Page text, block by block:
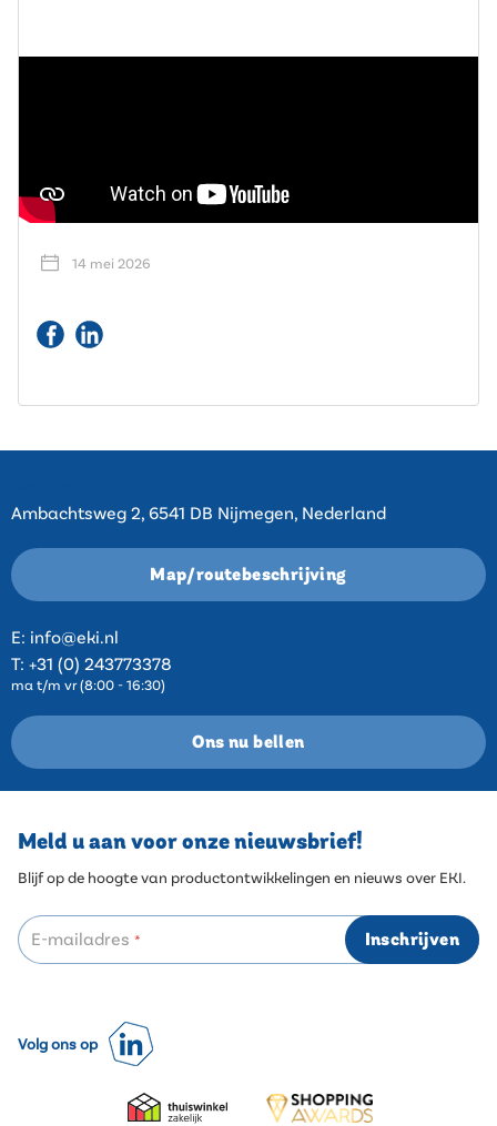
14 mei 2026
Ambachtsweg 2, 6541 DB Nijmegen, Nederland
Map/routebeschrijving
E: info@eki.nl
T: +31 (0) 243773378
ma t/m vr (8:00 - 16:30)
Ons nu bellen
Meld u aan voor onze nieuwsbrief!
Blijf op de hoogte van productontwikkelingen en nieuws over EKI.
E-mailadres * Inschrijven
Volg ons op